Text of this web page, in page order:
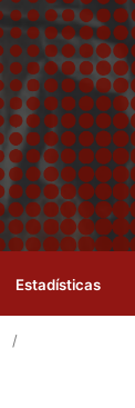
Estadísticas
/